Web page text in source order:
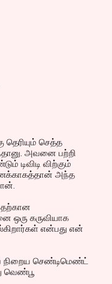
செத்த
அவனை பற்றி
டிவிடி விற்கும்
அந்த
ஒரு கருவியாக
என்பது என்
நிறைய செண்டிமெண்ட்
வெண்பூ